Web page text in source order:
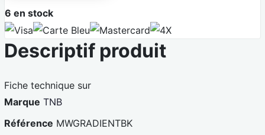
6 en stock
V
i
s
C
a
l
M
a
4
Descriptif produit
Fiche technique sur
Marque TNB
Référence MWGRADIENTBK